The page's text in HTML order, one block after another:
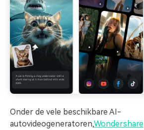
Onder de vele beschikbare AI-
autovideogeneratoren,Wondershare